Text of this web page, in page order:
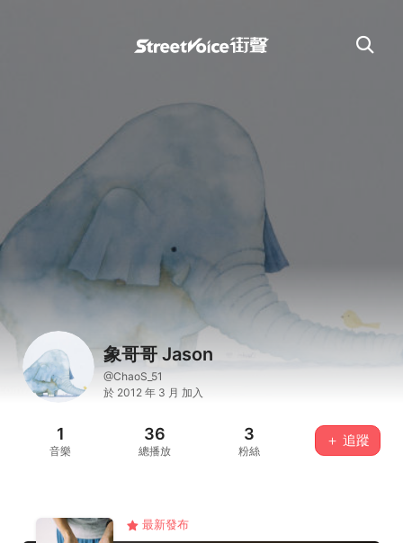
象哥哥 Jason
@ChaoS_51
於 2012 年 3 月 加入
1
音樂
36
總播放
3
粉絲
＋ 追蹤
最新發布